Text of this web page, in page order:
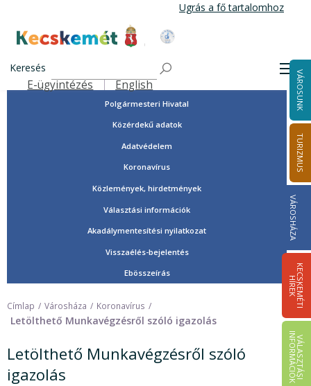
tartalomra
Ugrás a fő tartalomhoz
Kecskemét Város Honlapja
Keresés
Felső navigáció
E-ügyintézés English VÁROSUNK
TURIZMUS
VÁROSHÁZA
K
E
C
S
K
E
M
É
T
I
HÍ
R
E
K
V
Á
L
A
S
Z
T
Á
S
I
IN
F
O
R
M
Á
C
I
Ó
K
Tisztségviselők, képviselők
Országgyűlési képviselők
Önkormányzat
Polgármesteri Hivatal
Közérdekű adatok
Adatvédelem
Koronavírus
Közlemények, hirdetmények
Választási információk
Akadálymentesítési nyilatkozat
Visszaélés-bejelentés
Ebösszeírás
Címlap Városháza Koronavírus
Letölthető Munkavégzésről szóló igazolás
Letölthető Munkavégzésről szóló
igazolás